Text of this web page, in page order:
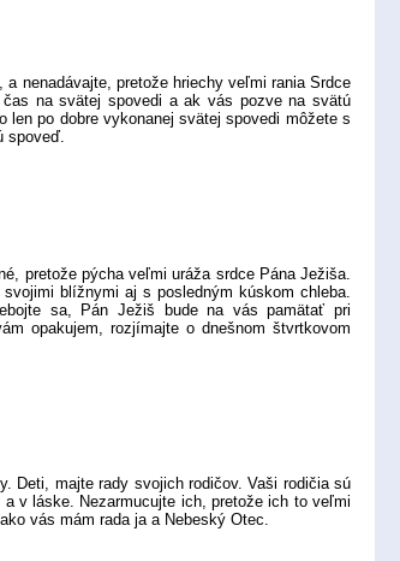
nenadávajte, pretože hriechy veľmi rania Srdce
na svätej spovedi a ak vás pozve na svätú
po dobre vykonanej svätej spovedi môžete s
spoveď.
pretože pýcha veľmi uráža srdce Pána Ježiša.
blížnymi aj s posledným kúskom chleba.
sa, Pán Ježiš bude na vás pamätať pri
opakujem, rozjímajte o dnešnom štvrtkovom
majte rady svojich rodičov. Vaši rodičia sú
v láske. Nezarmucujte ich, pretože ich to veľmi
vás mám rada ja a Nebeský Otec.